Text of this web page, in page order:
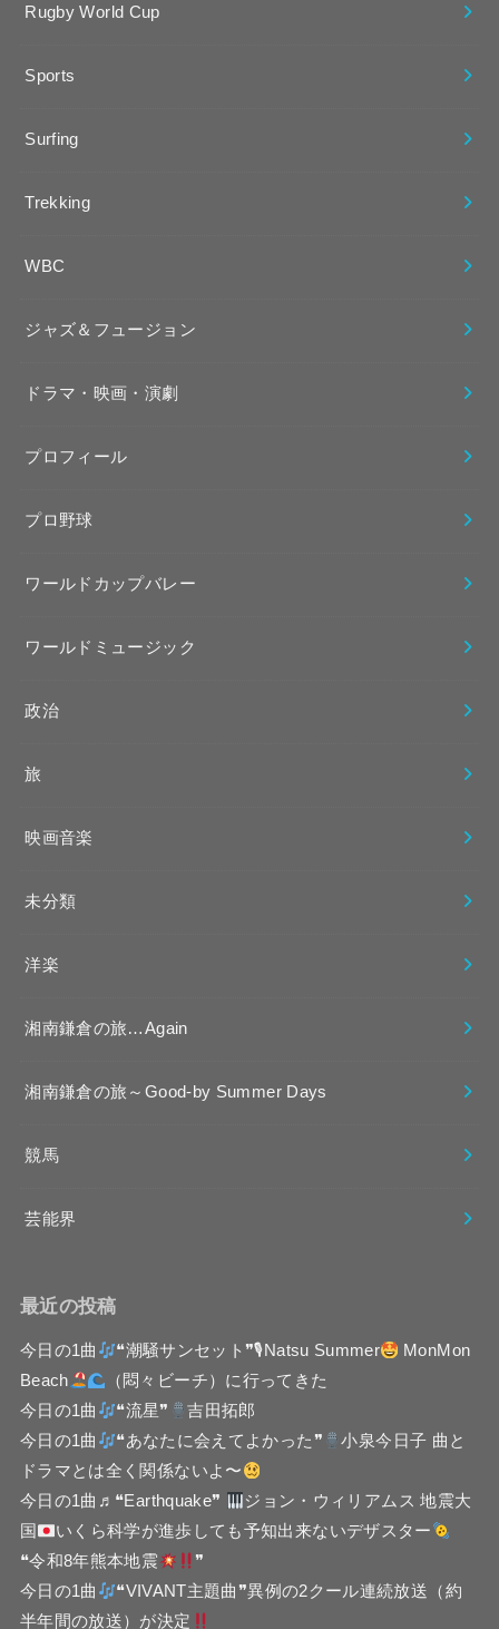
Rugby World Cup
Sports
Surfing
Trekking
WBC
ジャズ＆フュージョン
ドラマ・映画・演劇
プロフィール
プロ野球
ワールドカップバレー
ワールドミュージック
政治
旅
映画音楽
未分類
洋楽
湘南鎌倉の旅…Again
湘南鎌倉の旅～Good-by Summer Days
競馬
芸能界
最近の投稿
今日の1曲 ❝潮騒サンセット❞🎙Natsu Summer
MonMon
Beach
（悶々ビーチ）に行ってきた
今日の1曲
❝流星❞
吉田拓郎
今日の1曲
❝あなたに会えてよかった❞
小泉今日子 曲と
ドラマとは全く関係ないよ〜
今日の1曲♬❝Earthquake❞
ジョン・ウィリアムス 地震大
国
いくら科学が進歩しても予知出来ないデザスター
❝令和8年熊本地震
❞
今日の1曲
❝VIVANT主題曲❞異例の2クール連続放送（約
半年間の放送）が決定